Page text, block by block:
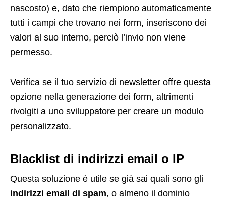
nascosto) e, dato che riempiono automaticamente
tutti i campi che trovano nei form, inseriscono dei
valori al suo interno, perciò l’invio non viene
permesso.
Verifica se il tuo servizio di newsletter offre questa
opzione nella generazione dei form, altrimenti
rivolgiti a uno sviluppatore per creare un modulo
personalizzato.
Blacklist di indirizzi email o IP
Questa soluzione è utile se già sai quali sono gli
indirizzi email di spam, o almeno il dominio